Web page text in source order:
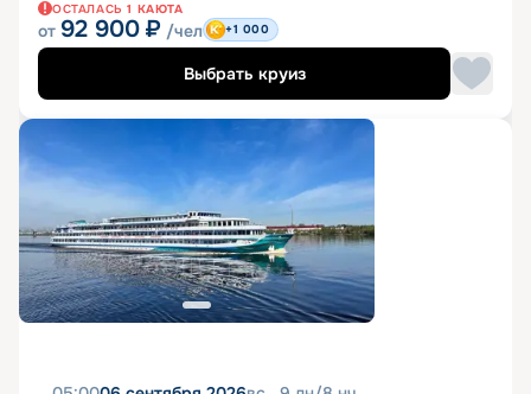
ОСТАЛАСЬ 1 КАЮТА
от 92 900 ₽ /чел +1 000
Выбрать круиз